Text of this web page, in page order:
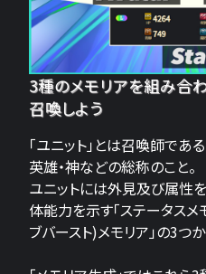
3種のメモリアを組み合
召喚しよう
「ユニット」とは召喚師であ
英雄・神などの総称のこと。
ユニットには外見及び属性を
体能力を示す「ステータスメ
ブバースト)メモリア」の3つ